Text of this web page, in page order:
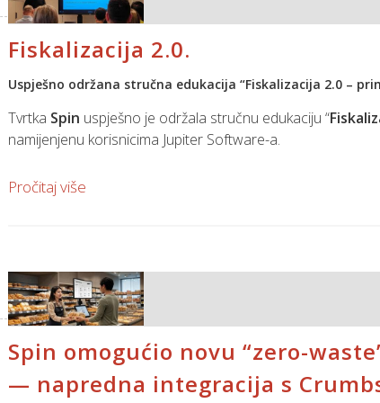
Fiskalizacija 2.0.
Uspješno održana stručna edukacija “Fiskalizacija 2.0 –
Tvrtka Spin uspješno je održala stručnu edukaciju “
namijenjenu korisnicima Jupiter Software-a.
Zbog iznimno velikog interesa, seminar je organiziran u
poslovanja te preporuke za implementaciju novih
funkcionalnosti, praktični primjeri iz poslovanja te
ostvarena dinamična i interaktivnaatmosfera..
Za sve korisnike koji nisu bili u mogućnosti prisustvovati
Pročitaj više
Spin omogućio novu “zero-
— napredna integracija s